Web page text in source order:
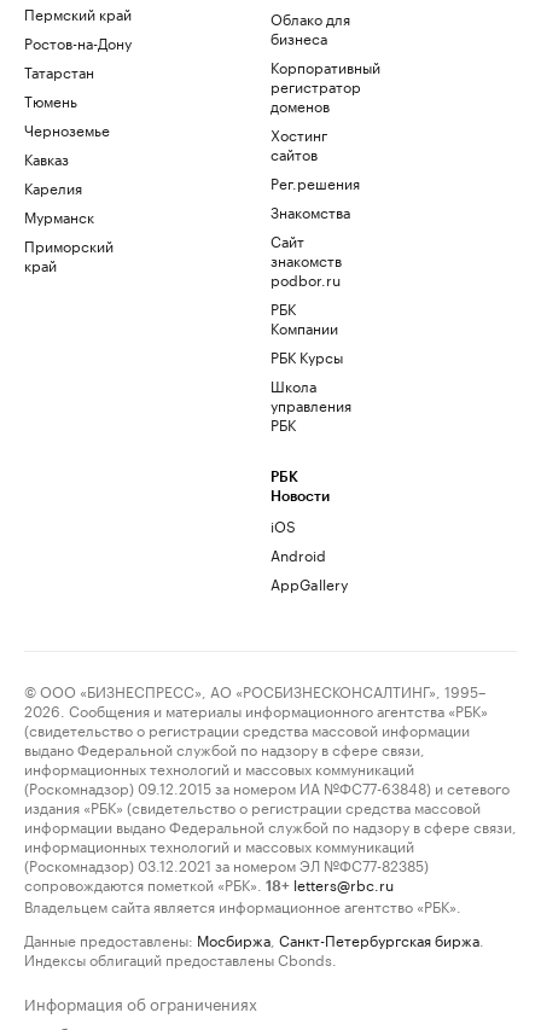
Пермский край
Ростов-на-Дону
Татарстан
Тюмень
Черноземье
Кавказ
Карелия
Мурманск
Приморский
край
Облако для
бизнеса
Корпоративный
регистратор
доменов
Хостинг
сайтов
Рег.решения
Знакомства
Сайт
знакомств
podbor.ru
РБК
Компании
РБК Курсы
Школа
управления
РБК
РБК
Новости
iOS
Android
AppGallery
© ООО «БИЗНЕСПРЕСС», АО «РОСБИЗНЕСКОНСАЛТИНГ», 1995–
2026. Сообщения и материалы информационного агентства «РБК»
(свидетельство о регистрации средства массовой информации
выдано Федеральной службой по надзору в сфере связи,
информационных технологий и массовых коммуникаций
(Роскомнадзор) 09.12.2015 за номером ИА №ФС77-63848) и сетевого
издания «РБК» (свидетельство о регистрации средства массовой
информации выдано Федеральной службой по надзору в сфере связи,
информационных технологий и массовых коммуникаций
(Роскомнадзор) 03.12.2021 за номером ЭЛ №ФС77-82385)
сопровождаются пометкой «РБК».
18+ letters@rbc.ru
Владельцем сайта является информационное агентство «РБК».
Данные предоставлены: Мосбиржа Санкт-Петербургская биржа
Индексы облигаций предоставлены Cbonds.
Информация об ограничениях